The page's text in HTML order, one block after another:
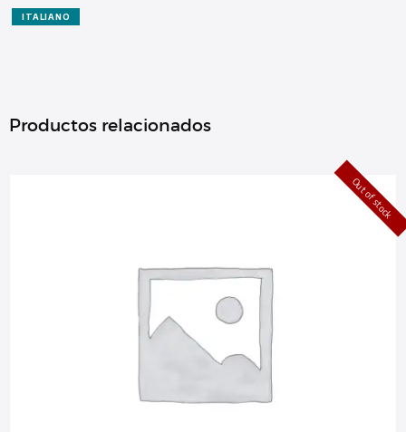
ITALIANO
Productos relacionados
Out of stock